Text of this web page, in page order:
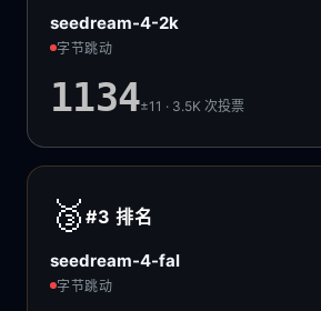
seedream-4-2k
字节跳动
1134±11 · 3.5K次投票
🥉 #3排名
seedream-4-fal
字节跳动